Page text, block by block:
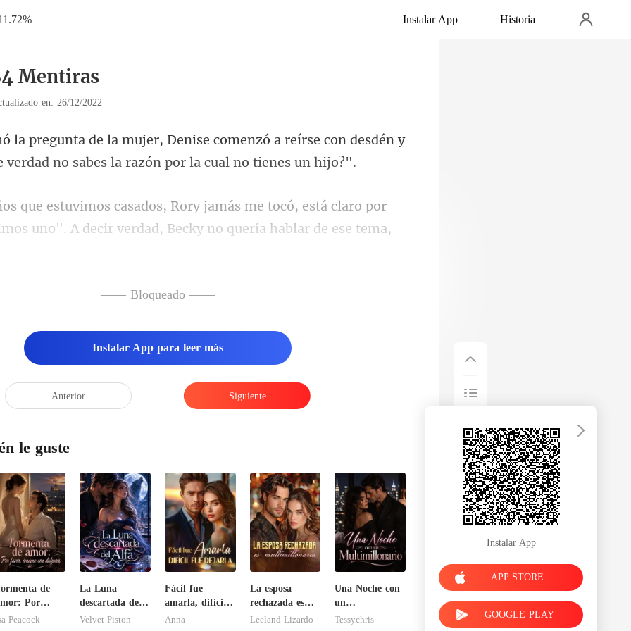
Instalar App Historia
Mentiras
en: 26/12/2022
menzó a reírse con desdén y
verdad
claro por
uno". A decir verdad, Becky no quería
—— Bloqueado ——
Instalar App para leer más
Anterior Siguiente
le guste
de
Por
ámame
Peacock
La Luna
descartada del
Alfa
Velvet Piston
Fácil fue
amarla, difícil
fue dejarla
Anna
La esposa
rechazada es
multimillonaria
Leeland Lizardo
Una Noche con
un
Multimillonario
Tessychris
Instalar App
APP STORE
GOOGLE PLAY